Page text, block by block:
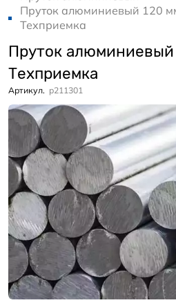
Пруток алюминиевый 120
Техприемка
Пруток
Техприемка
Артикул. p211301